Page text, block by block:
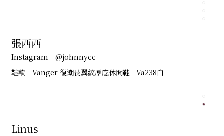
張西西
Instagram｜@johnnycc
鞋款｜Vanger 復潮長翼紋厚底休閒鞋 - Va238白
Linus